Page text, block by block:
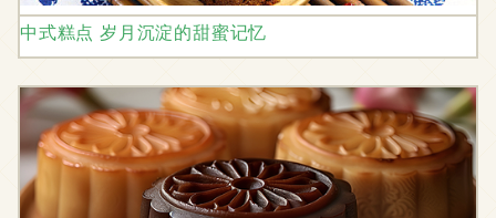
中式糕点 岁月沉淀的甜蜜记忆